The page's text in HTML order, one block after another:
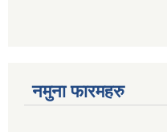
नमुना फारमहरु